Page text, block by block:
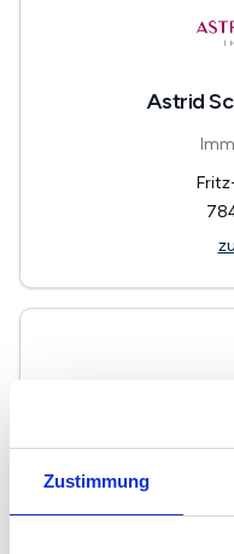
Zustimmung
Astrid